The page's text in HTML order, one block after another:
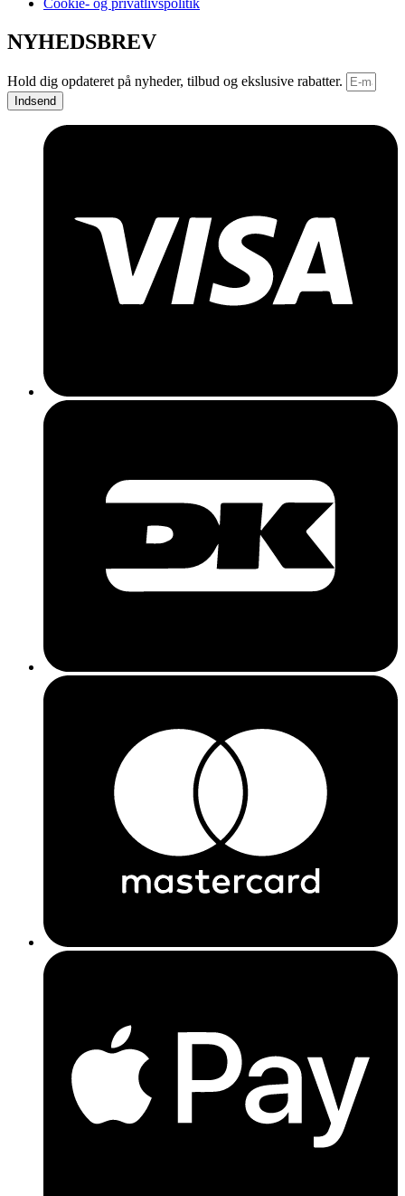
Cookie- og privatlivspolitik
NYHEDSBREV
Hold dig opdateret på nyheder, tilbud og ekslusive rabatter.
Indsend